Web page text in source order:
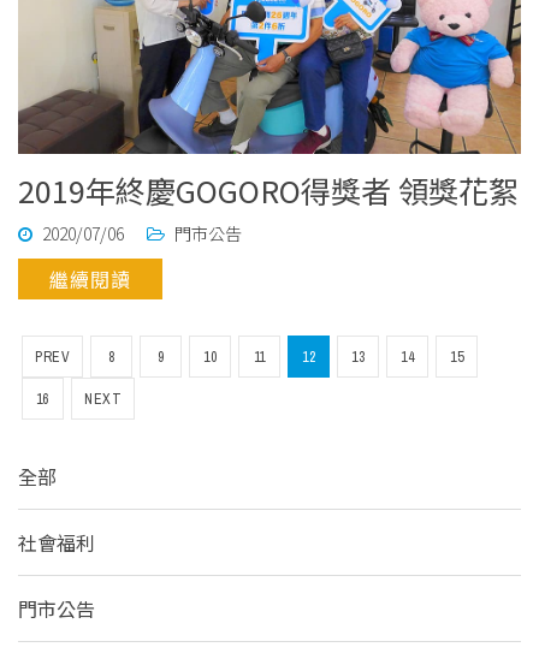
2019年終慶GOGORO得獎者 領獎花絮
2020/07/06 門市公告
繼續閱讀
PREV 8 9 10 11 12 13 14 15
16 NEXT
全部
社會福利
門市公告